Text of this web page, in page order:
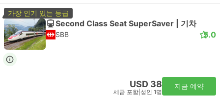
가장 인기 있는 등급
Second Class Seat SuperSaver | 기차
SBB 5.0
USD 38
세금 포함 성인 1명
지금 예약